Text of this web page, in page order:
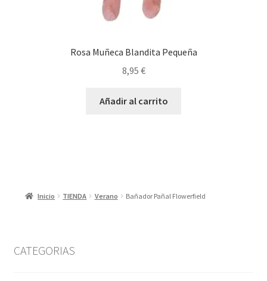
Rosa Muñeca Blandita Pequeña
8,95 €
Añadir al carrito
Inicio TIENDA Verano Bañador Pañal Flowerfield
CATEGORIAS